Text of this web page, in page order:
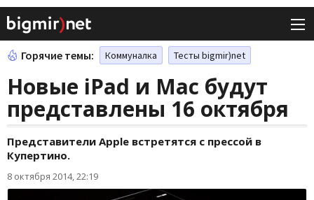
Горячие темы: Коммуналка Тесты bigmir)net
Новые iPad и Mac будут
представлены 16 октября
Представители Apple встретятся с прессой в
Купертино.
8 октября 2014, 22:19